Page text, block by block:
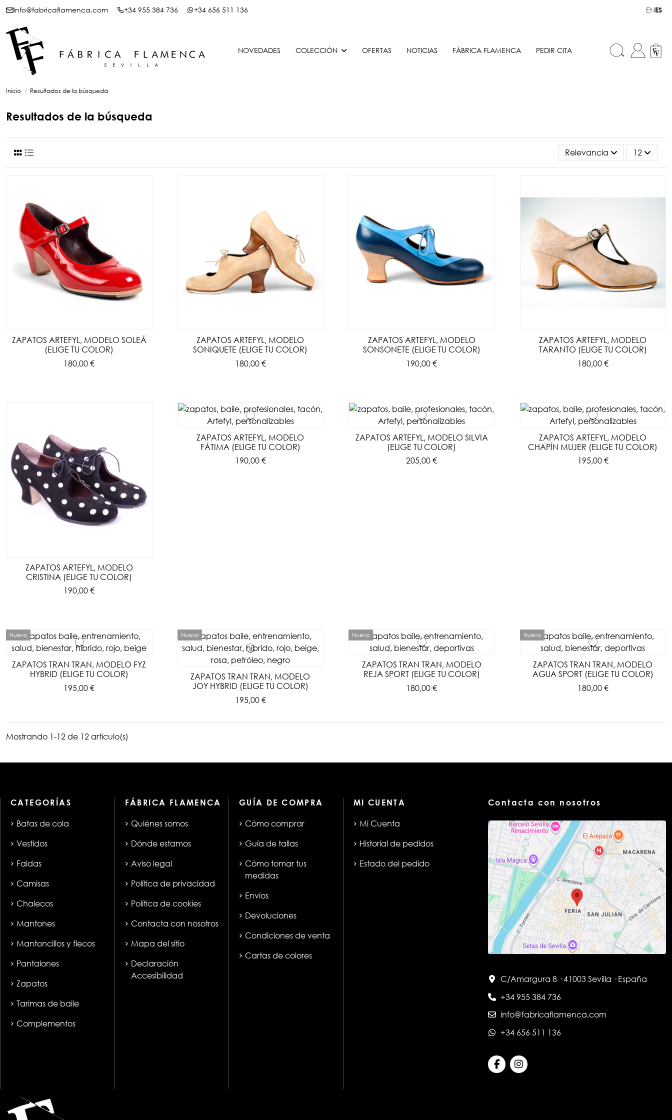
info@fabricaflamenca.com +34 955 384 736 +34 656 511 136 ENES
NOVEDADES COLECCIÓN OFERTAS NOTICIAS FÁBRICA FLAMENCA PEDIR CITA
Inicio Resultados de la búsqueda
Resultados de la búsqueda
Relevancia 12
ZAPATOS ARTEFYL, MODELO SOLEÁ
(ELIGE TU COLOR)
180,00 €
ZAPATOS ARTEFYL, MODELO
SONIQUETE (ELIGE TU COLOR)
180,00 €
ZAPATOS ARTEFYL, MODELO
SONSONETE (ELIGE TU COLOR)
190,00 €
ZAPATOS ARTEFYL, MODELO
TARANTO (ELIGE TU COLOR)
180,00 €
ZAPATOS ARTEFYL, MODELO
CRISTINA (ELIGE TU COLOR)
190,00 €
ZAPATOS ARTEFYL, MODELO
FÁTIMA (ELIGE TU COLOR)
190,00 €
ZAPATOS ARTEFYL, MODELO SILVIA
(ELIGE TU COLOR)
205,00 €
ZAPATOS ARTEFYL, MODELO
CHAPÍN MUJER (ELIGE TU COLOR)
195,00 €
Nuevo
ZAPATOS TRAN TRAN, MODELO FYZ
HYBRID (ELIGE TU COLOR)
195,00 €
Nuevo
ZAPATOS TRAN TRAN, MODELO
JOY HYBRID (ELIGE TU COLOR)
195,00 €
Nuevo
ZAPATOS TRAN TRAN, MODELO
REJA SPORT (ELIGE TU COLOR)
180,00 €
Nuevo
ZAPATOS TRAN TRAN, MODELO
AGUA SPORT (ELIGE TU COLOR)
180,00 €
Mostrando 1-12 de 12 artículo(s)
CATEGORÍAS
Batas de cola
Vestidos
Faldas
Camisas
Chalecos
Mantones
Mantoncillos y flecos
Pantalones
Zapatos
Tarimas de baile
Complementos
FÁBRICA FLAMENCA
Quiénes somos
Dónde estamos
Aviso legal
Política de privacidad
Política de cookies
Contacta con nosotros
Mapa del sitio
Declaración
Accesibilidad
GUÍA DE COMPRA
Cómo comprar
Guía de tallas
Cómo tomar tus
medidas
Envíos
Devoluciones
Condiciones de venta
Cartas de colores
MI CUENTA
Mi Cuenta
Historial de pedidos
Estado del pedido
Contacta con nosotros
C/Amargura 8 · 41003 Sevilla · España
+34 955 384 736
info@fabricaflamenca.com
+34 656 511 136